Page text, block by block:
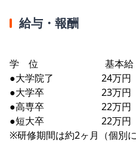
給与・報酬
学 位 基本給
●大学院了 24万円
●大学卒 23万円
●高専卒 22万円
●短大卒 22万円
※研修期間は約2ヶ月（個別に